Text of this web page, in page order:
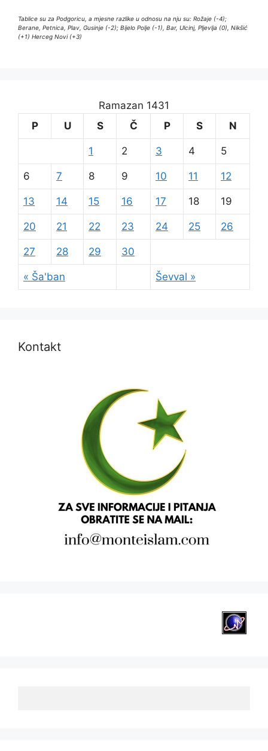
Tablice su za Podgoricu, a mjesne razlike u odnosu na nju su: Rožaje (-4);
Berane, Petnica, Plav, Gusinje (-2); Bijelo Polje (-1), Bar, Ulcinj, Pljevlja (0), Nikšić
(+1) Herceg Novi (+3)
Ramazan 1431
P
U S Č P S N
« Ša'ban Ševval »
1 2 3 4 5
6 7 8 9 10 11 12
13 14 15 16 17 18 19
20 21 22 23 24 25 26
27 28 29 30
Kontakt